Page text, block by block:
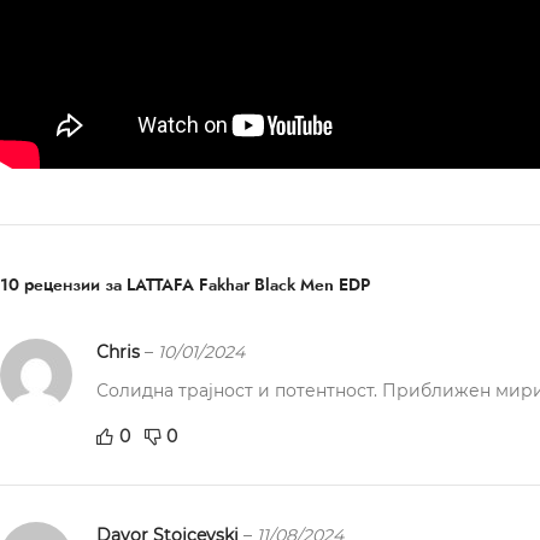
10 рецензии за LATTAFA Fakhar Black Men EDP
Chris – 10/01/2024
Солидна трајност и потентност. Приближен
0 0
Davor Stojcevski – 11/08/2024